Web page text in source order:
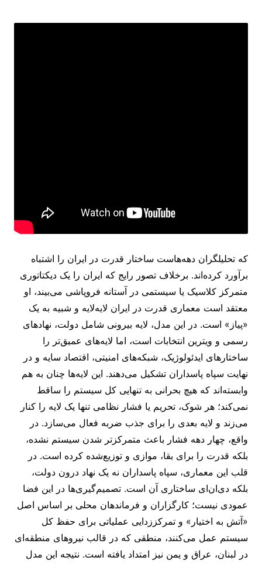
که تحلیلگران دهه‌هاست ساختار قدرت در ایران را اشتباه
برآورد کرده‌اند. برخلاف تصور رایج که ایران را یک دیکتاتوری
متمرکز کلاسیک یا سیستمی در آستانه فروپاشی می‌بیند، او
معتقد است معماری قدرت در ایران لایه‌لایه و شبیه به یک
«پیاز» است. در این مدل، لایه بیرونی شامل دولت، نهادهای
رسمی و ویترین انتخابات است، اما لایه‌های عمیق‌تر را
ساختارهای ایدئولوژیک، شبکه‌های امنیتی، اقتصاد سایه و در
نهایت سپاه پاسداران تشکیل می‌دهند. این لایه‌ها چنان به هم
وابسته‌اند که هیچ بحرانی به تنهایی کل سیستم را ساقط
نمی‌کند؛ هر شوک، تحریم یا فشار نظامی تنها یک لایه را کنار
می‌زند و لایه بعدی را برای جذب ضربه فعال می‌سازد. در
واقع، چهار دهه فشار باعث متمرکزتر شدن سیستم نشده،
بلکه قدرت را برای بقا، موازی و توزیع‌شده کرده است. در
قلب این معماری، سپاه پاسداران نه یک نهاد درون دولت،
بلکه دی‌ان‌ای ساختاری آن است. تصمیم‌گیری‌ها در این فضا
عمودی نیست؛ کارگزاران و فرماندهان محلی بر اساس اصل
«آتش به اختیار» و تمرکززدایی عملیاتی برای حفظ کل
سیستم عمل می‌کنند، منطقی که در قالب نیروهای منطقه‌ای
در لبنان، عراق و یمن نیز امتداد یافته است. نتیجه این مدل